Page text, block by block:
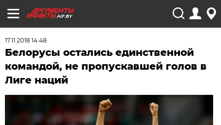
AIF.BY
17.11.2018 14:48
Белорусы остались единственной
командой, не пропускавшей голов в
Лиге наций